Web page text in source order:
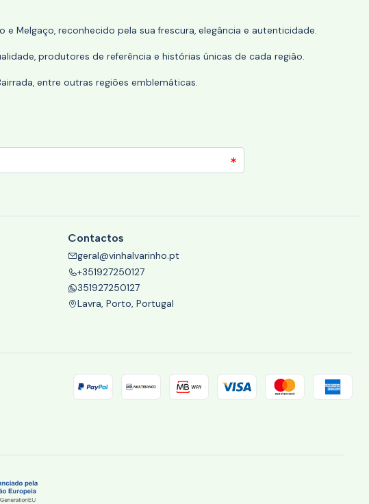
Melgaço, reconhecido pela sua frescura, elegância e autenticidade.
produtores de referência e histórias únicas de cada região.
entre outras regiões emblemáticas.
Contactos
geral@vinhalvarinho.pt
+351927250127
351927250127
Lavra, Porto, Portugal